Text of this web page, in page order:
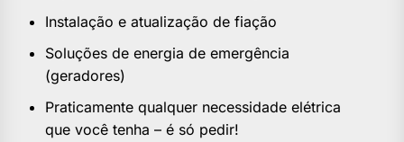
Instalação e atualização de fiação
Soluções de energia de emergência
(geradores)
Praticamente qualquer necessidade elétrica
que você tenha – é só pedir!